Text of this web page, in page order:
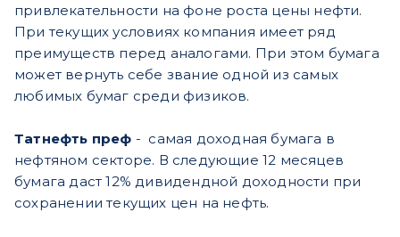
привлекательности на фоне роста цены нефти.
При текущих условиях компания имеет ряд
преимуществ перед аналогами. При этом бумага
может вернуть себе звание одной из самых
любимых бумаг среди физиков.
Татнефть преф - самая доходная бумага в
нефтяном секторе. В следующие 12 месяцев
бумага даст 12% дивидендной доходности при
сохранении текущих цен на нефть.